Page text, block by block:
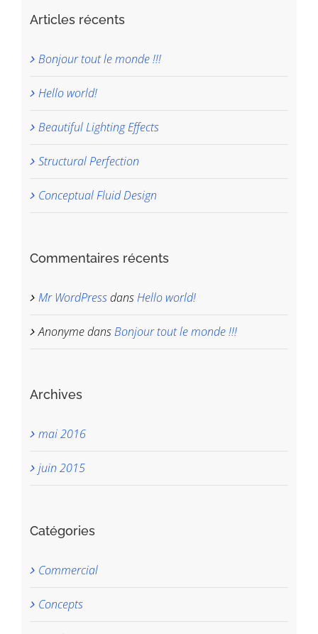
Articles récents
Bonjour tout le monde !!!
Hello world!
Beautiful Lighting Effects
Structural Perfection
Conceptual Fluid Design
Commentaires récents
Mr WordPressdansHello world!
AnonymedansBonjour tout le monde !!!
Archives
mai 2016
juin 2015
Catégories
Commercial
Concepts